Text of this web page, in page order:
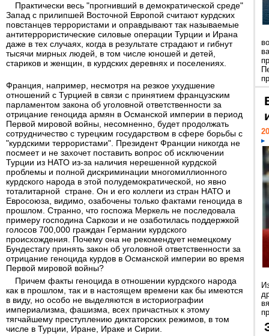
Практически весь "прогнивший в демократической среде"
Запад с прилипшей Восточной Европой считают курдских
повстанцев террористами и оправдывают так называемые
антитеррористические силовые операции Турции и Ирана
даже в тех случаях, когда в результате страдают и гибнут
тысячи мирных людей, в том числе юношей и детей,
стариков и женщин, в курдских деревнях и поселениях.
Франция, например, несмотря на резкое ухудшение
отношений с Турцией в связи с принятием французским
парламентом закона об уголовной ответственности за
отрицание геноцида армян в Османской империи в период
Первой мировой войны, несомненно, будет продолжать
сотрудничество с турецким государством в сфере борьбы с
"курдскими террористами". Президент Франции никогда не
посмеет и не захочет поставить вопрос об исключении
Турции из НАТО из-за наличия нерешенной курдской
проблемы и полной дискриминации многомиллионного
курдского народа в этой полудемократической, но явно
тоталитарной стране. Он и его коллеги из стран НАТО и
Евросоюза, видимо, озабочены только фактами геноцида в
прошлом. Странно, что госпожа Меркель не последовала
примеру господина Саркози и не озаботилась поддержкой
голосов 700,000 граждан Германии курдского
происхождения. Почему она не рекомендует немецкому
Бундестагу принять закон об уголовной ответственности за
отрицание геноцида курдов в Османской империи во время
Первой мировой войны?
Причем факты геноцида в отношении курдского народа
как в прошлом, так и в настоящем времени как бы имеются
в виду, но особо не выделяются в историографии
империализма, фашизма, всех причастных к этому
тягчайшему преступлению диктаторских режимов, в том
числе в Турции, Иране, Ираке и Сирии.